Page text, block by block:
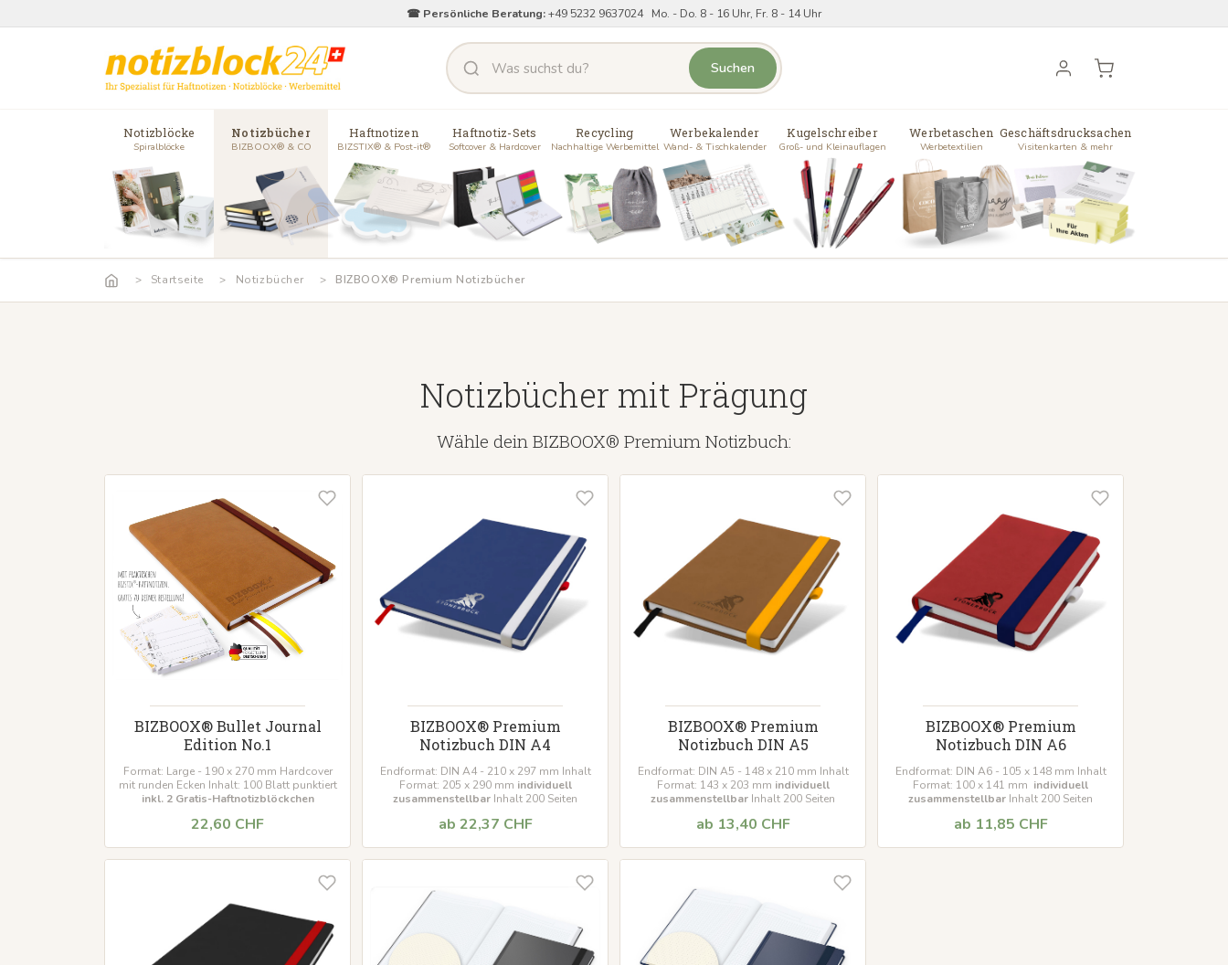
☎ Persönliche Beratung:+49 5232 9637024 Mo. - Do. 8 - 16 Uhr, Fr. 8 - 14 Uhr
Suchen
Notizblöcke
Spiralblöcke
Notizbücher
BIZBOOX® & CO
Haftnotizen
BIZSTIX® & Post-it®
Haftnotiz-Sets
Softcover & Hardcover
Recycling
Nachhaltige Werbemittel
Werbekalender
Wand- & Tischkalender
Kugelschreiber
Groß- und Kleinauflagen
Werbetaschen
Werbetextilien
Geschäftsdrucksachen
Visitenkarten & mehr
Startseite Notizbücher BIZBOOX® Premium Notizbücher
Notizbücher mit Prägung
Wähle dein BIZBOOX® Premium Notizbuch:
BIZBOOX® Bullet Journal
Edition No.1
Format: Large - 190 x 270 mm Hardcover
mit runden Ecken Inhalt: 100 Blatt punktiert
inkl. 2 Gratis-Haftnotizblöckchen
22,60 CHF
BIZBOOX® Premium
Notizbuch DIN A4
Endformat: DIN A4 - 210 x 297 mm Inhalt
Format: 205 x 290 mm individuell
zusammenstellbar Inhalt 200 Seiten
ab 22,37 CHF
BIZBOOX® Premium
Notizbuch DIN A5
Endformat: DIN A5 - 148 x 210 mm Inhalt
Format: 143 x 203 mm individuell
zusammenstellbar Inhalt 200 Seiten
ab 13,40 CHF
BIZBOOX® Premium
Notizbuch DIN A6
Endformat: DIN A6 - 105 x 148 mm Inhalt
Format: 100 x 141 mm individuell
zusammenstellbar Inhalt 200 Seiten
ab 11,85 CHF